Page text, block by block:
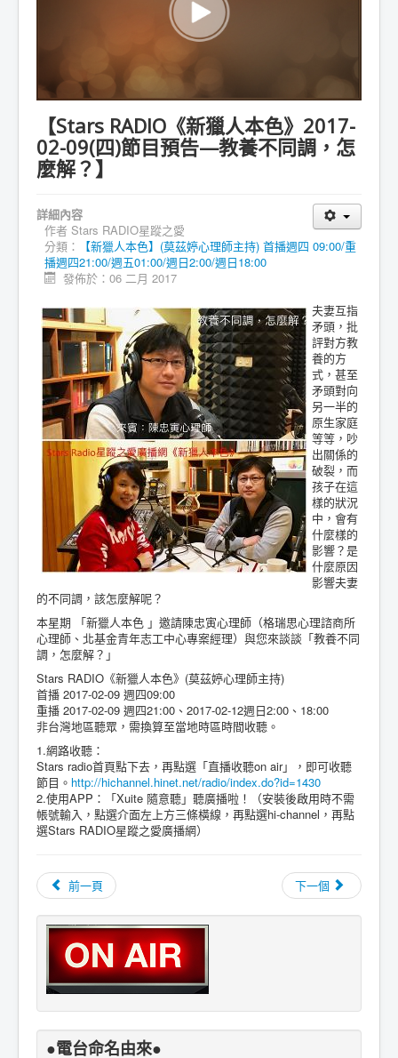
【Stars RADIO《新獵人本色》2017-
02-09(四)節目預告—教養不同調，怎
麼解？】
詳細內容
作者 Stars RADIO星蹤之愛
分類：
【新獵人本色】(莫茲婷心理師主持) 首播週四 09:00/重
播週四21:00/週五01:00/週日2:00/週日18:00
發佈於：06 二月 2017
夫妻互指
矛頭，批
評對方教
養的方
式，甚至
矛頭對向
另一半的
原生家庭
等等，吵
出關係的
破裂，而
孩子在這
樣的狀況
中，會有
什麼樣的
影響？是
什麼原因
影響夫妻
的不同調，該怎麼解呢？
本星期 「新獵人本色 」邀請陳忠寅心理師（格瑞思心理諮商所
心理師、北基金青年志工中心專案經理）與您來談談「教養不同
調，怎麼解？」
Stars RADIO《新獵人本色》(莫茲婷心理師主持)
首播 2017-02-09 週四09:00
重播 2017-02-09 週四21:00、2017-02-12週日2:00、18:00
非台灣地區聽眾，需換算至當地時區時間收聽。
1.網路收聽：
Stars radio首頁點下去，再點選「直播收聽on air」，即可收聽
節目。 http://hichannel.hinet.net/radio/index.do?id=1430
2.使用APP：「Xuite 隨意聽」聽廣播啦！（安裝後啟用時不需
帳號輸入，點選介面左上方三條橫線，再點選hi-channel，再點
選Stars RADIO星蹤之愛廣播網）
前一頁 下一個
●電台命名由來●